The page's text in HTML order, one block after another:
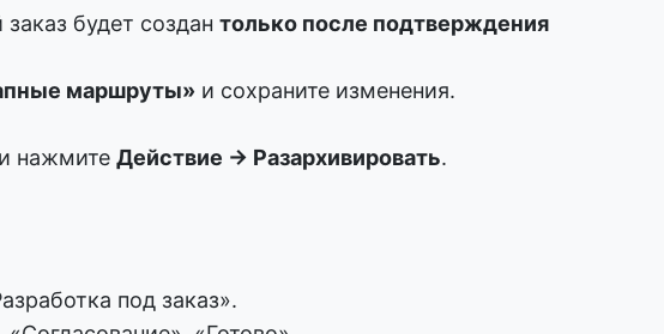
будет создантолько после подтверждения
маршруты» и сохраните изменения.
нажмитеДействие → Разархивировать.
под заказ».